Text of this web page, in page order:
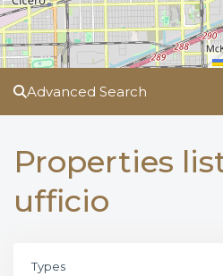
Advanced Search
Properties
ufficio
Types